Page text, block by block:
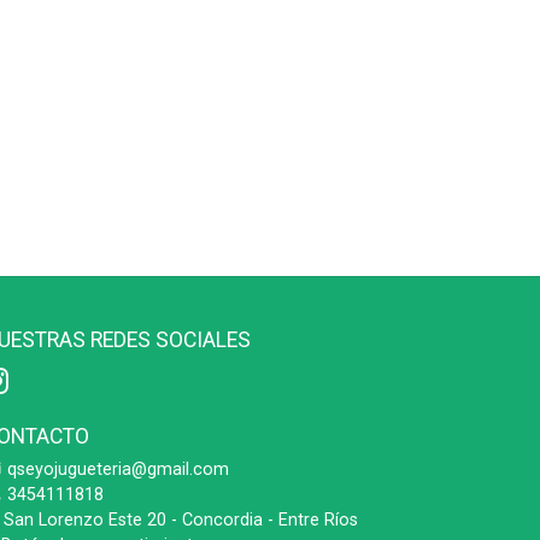
REDES SOCIALES
qseyojugueteria@gmail.com
3454111818
San Lorenzo Este 20 - Concordia - Entre Ríos